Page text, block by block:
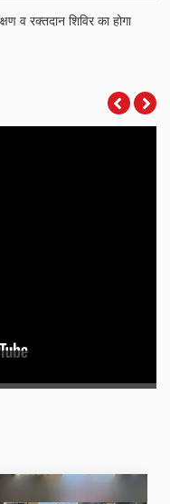
व रक्तदान शिविर का होगा